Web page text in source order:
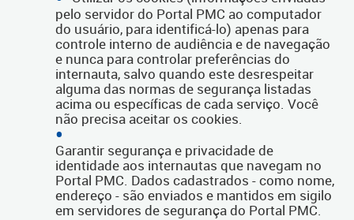
pelo servidor do Portal PMC ao computador
do usuário, para identificá-lo) apenas para
controle interno de audiência e de navegação
e nunca para controlar preferências do
internauta, salvo quando este desrespeitar
alguma das normas de segurança listadas
acima ou específicas de cada serviço. Você
não precisa aceitar os cookies.
Garantir segurança e privacidade de
identidade aos internautas que navegam no
Portal PMC. Dados cadastrados - como nome,
endereço - são enviados e mantidos em sigilo
em servidores de segurança do Portal PMC.